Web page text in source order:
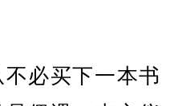
必买下一本书